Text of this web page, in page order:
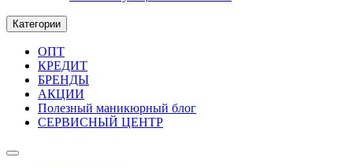
Категории
ОПТ
КРЕДИТ
БРЕНДЫ
АКЦИИ
Полезный маникюрный блог
СЕРВИСНЫЙ ЦЕНТР